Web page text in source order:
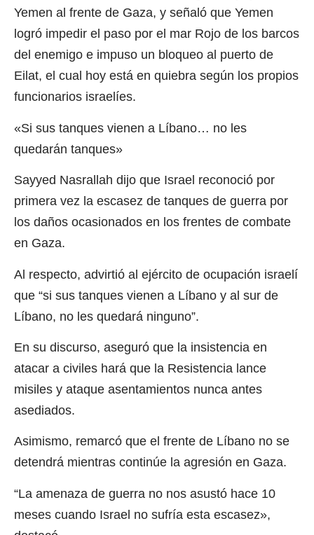
Yemen al frente de Gaza, y señaló que Yemen
logró impedir el paso por el mar Rojo de los barcos
del enemigo e impuso un bloqueo al puerto de
Eilat, el cual hoy está en quiebra según los propios
funcionarios israelíes.
«Si sus tanques vienen a Líbano… no les
quedarán tanques»
Sayyed Nasrallah dijo que Israel reconoció por
primera vez la escasez de tanques de guerra por
los daños ocasionados en los frentes de combate
en Gaza.
Al respecto, advirtió al ejército de ocupación israelí
que “si sus tanques vienen a Líbano y al sur de
Líbano, no les quedará ninguno”.
En su discurso, aseguró que la insistencia en
atacar a civiles hará que la Resistencia lance
misiles y ataque asentamientos nunca antes
asediados.
Asimismo, remarcó que el frente de Líbano no se
detendrá mientras continúe la agresión en Gaza.
“La amenaza de guerra no nos asustó hace 10
meses cuando Israel no sufría esta escasez»,